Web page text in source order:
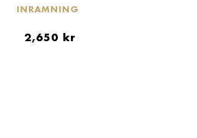
INRAMNING
2,650 kr